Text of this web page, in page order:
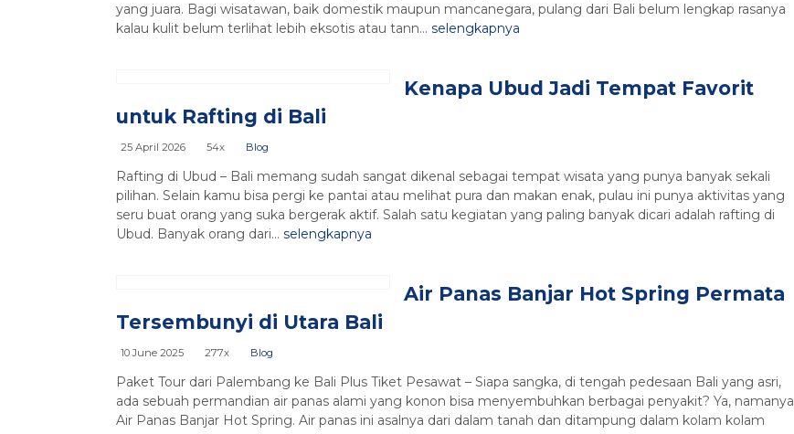
yang juara. Bagi wisatawan, baik domestik maupun mancanegara, pulang dari Bali belum lengkap rasanya
kalau kulit belum terlihat lebih eksotis atau tann... selengkapnya
Kenapa Ubud Jadi Tempat Favorit
untuk Rafting di Bali
25 April 2026 54x Blog
Rafting di Ubud – Bali memang sudah sangat dikenal sebagai tempat wisata yang punya banyak sekali
pilihan. Selain kamu bisa pergi ke pantai atau melihat pura dan makan enak, pulau ini punya aktivitas yang
seru buat orang yang suka bergerak aktif. Salah satu kegiatan yang paling banyak dicari adalah rafting di
Ubud. Banyak orang dari... selengkapnya
Air Panas Banjar Hot Spring Permata
Tersembunyi di Utara Bali
10 June 2025 277x Blog
Paket Tour dari Palembang ke Bali Plus Tiket Pesawat – Siapa sangka, di tengah pedesaan Bali yang asri,
ada sebuah permandian air panas alami yang konon bisa menyembuhkan berbagai penyakit? Ya, namanya
Air Panas Banjar Hot Spring. Air panas ini asalnya dari dalam tanah dan ditampung dalam kolam kolam